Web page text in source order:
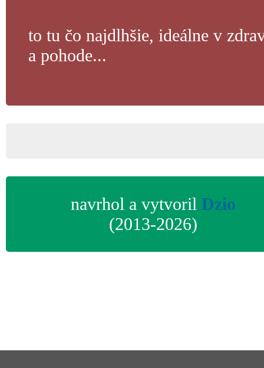
to tu čo najdlhšie, ideálne v
a pohode...
navrhol a vytvoril Dzio
(2013-2026)